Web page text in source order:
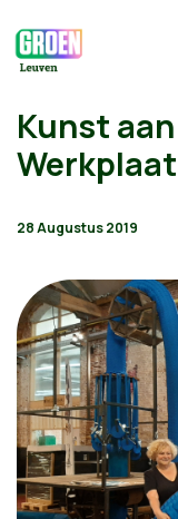
Kunst
28 Augustus 2019